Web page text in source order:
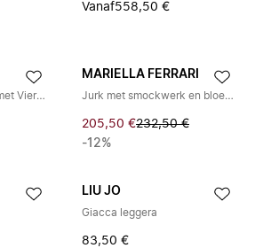
Vanaf558,50 €
Gelaagde Tulle Jurk met Vierkante Hals
MARIELLA FERRARI
Jurk met smockwerk en bloemenprint
205,50 €232,50 €
-12%
LIU JO
Giacca leggera
83,50 €